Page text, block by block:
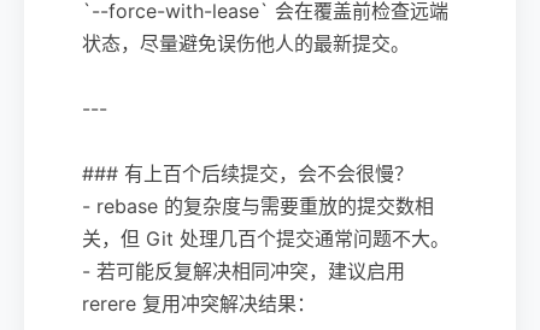
`--force-with-lease` 会在覆盖前检查远端
状态，尽量避免误伤他人的最新提交。
---
### 有上百个后续提交，会不会很慢？
- rebase 的复杂度与需要重放的提交数相
关，但 Git 处理几百个提交通常问题不大。
- 若可能反复解决相同冲突，建议启用
rerere 复用冲突解决结果：